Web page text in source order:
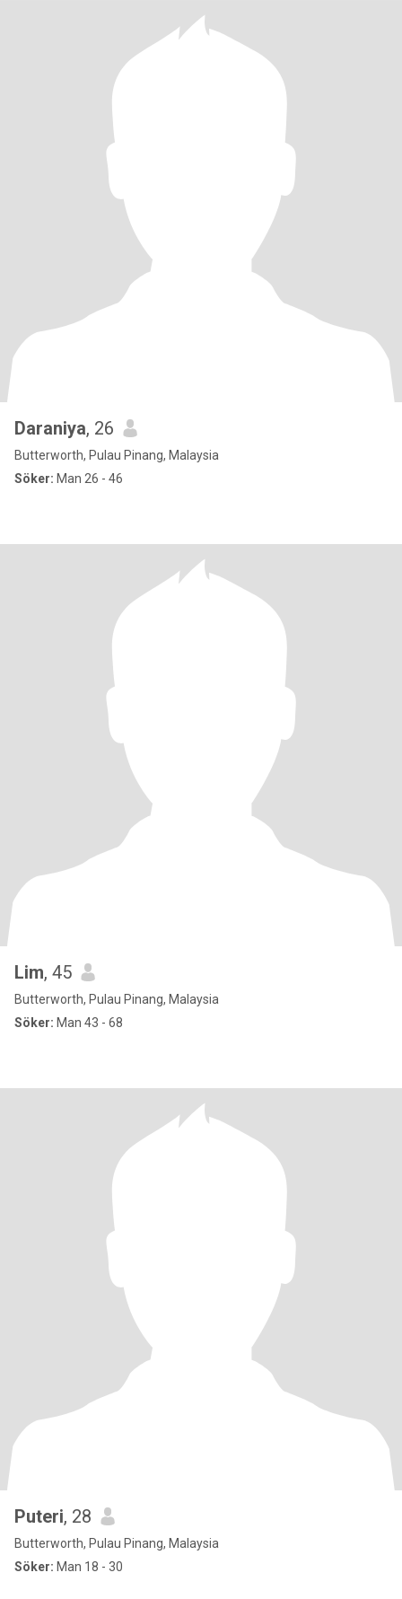
Daraniya, 26
Butterworth, Pulau Pinang, Malaysia
Söker: Man 26 - 46
Lim, 45
Butterworth, Pulau Pinang, Malaysia
Söker: Man 43 - 68
Puteri, 28
Butterworth, Pulau Pinang, Malaysia
Söker: Man 18 - 30